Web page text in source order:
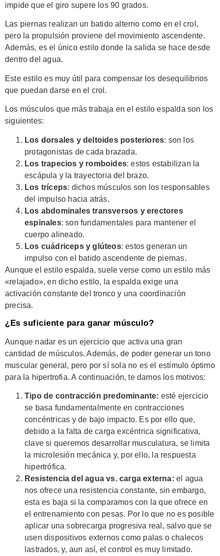
impide que el giro supere los 90 grados.
Las piernas realizan un batido alterno como en el crol,
pero la propulsión proviene del movimiento ascendente.
Además, es el único estilo donde la salida se hace desde
dentro del agua.
Este estilo es muy útil para compensar los desequilibrios
que puedan darse en el crol.
Los músculos que más trabaja en el estilo espalda son los
siguientes:
Los dorsales y deltoides posteriores: son los
protagonistas de cada brazada.
Los trapecios y romboides: estos estabilizan la
escápula y la trayectoria del brazo.
Los tríceps: dichos músculos son los responsables
del impulso hacia atrás.
Los abdominales transversos y erectores
espinales: son fundamentales para mantener el
cuerpo alineado.
Los cuádriceps y glúteos: estos generan un
impulso con el batido ascendente de piernas.
Aunque el estilo espalda, suele verse como un estilo más
«relajado», en dicho estilo, la espalda exige una
activación constante del tronco y una coordinación
precisa.
¿Es suficiente para ganar músculo?
Aunque nadar es un ejercicio que activa una gran
cantidad de músculos. Además, de poder generar un tono
muscular general, pero por sí sola no es el estímulo óptimo
para la hipertrofia. A continuación, te damos los motivos:
Tipo de contracción predominante: esté ejercicio
se basa fundamentalmente en contracciones
concéntricas y de bajo impacto. Es por ello que,
debido a la falta de carga excéntrica significativa,
clave si queremos desarrollar musculatura, se limita
la microlesión mecánica y, por ello, la respuesta
hipertrófica.
Resistencia del agua vs. carga externa: el agua
nos ofrece una resistencia constante, sin embargo,
esta es baja si la comparamos con la que ofrece en
el entrenamiento con pesas. Por lo que no es posible
aplicar una sobrecarga progresiva real, salvo que se
usen dispositivos externos como palas o chalecos
lastrados, y, aun así, el control es muy limitado.